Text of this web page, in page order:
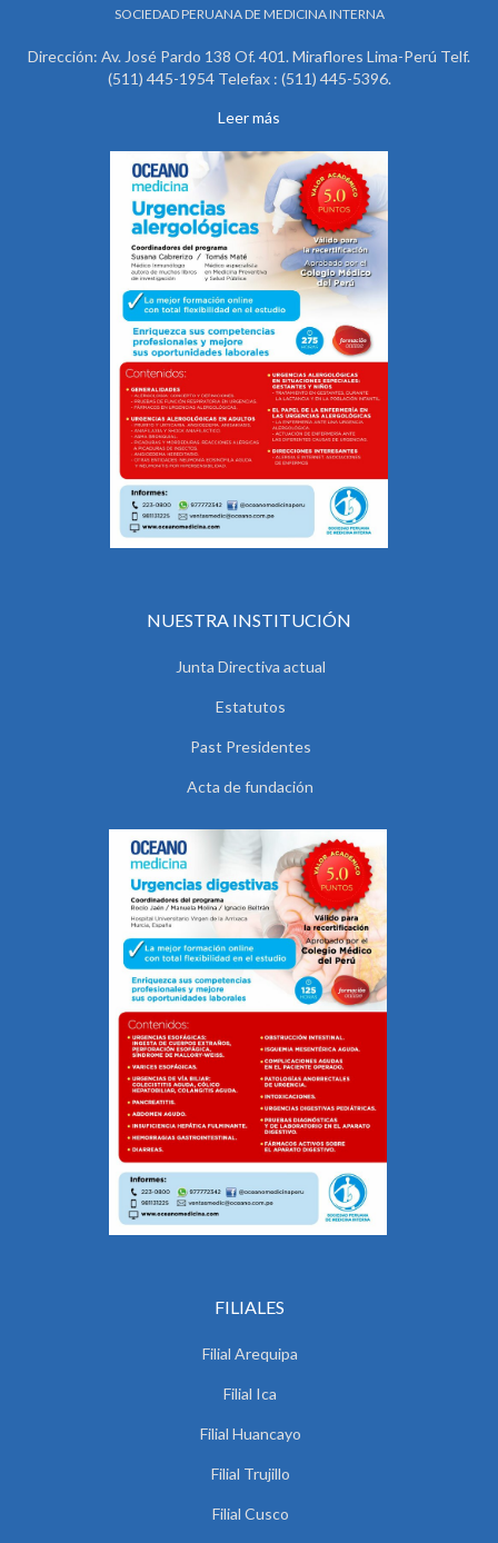
SOCIEDAD PERUANA DE MEDICINA INTERNA
Dirección: Av. José Pardo 138 Of. 401. Miraflores Lima-Perú Telf.
(511) 445-1954 Telefax : (511) 445-5396.
Leer más
NUESTRA INSTITUCIÓN
Junta Directiva actual
Estatutos
Past Presidentes
Acta de fundación
FILIALES
Filial Arequipa
Filial Ica
Filial Huancayo
Filial Trujillo
Filial Cusco